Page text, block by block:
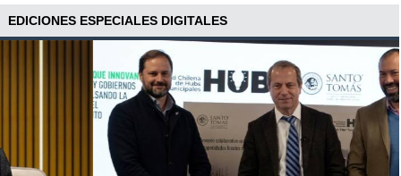
EDICIONES ESPECIALES DIGITALES